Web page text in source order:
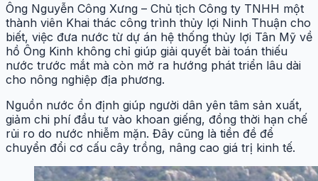
Ông Nguyễn Công Xưng – Chủ tịch Công ty TNHH một
thành viên Khai thác công trình thủy lợi Ninh Thuận cho
biết, việc đưa nước từ dự án hệ thống thủy lợi Tân Mỹ về
hồ Ông Kinh không chỉ giúp giải quyết bài toán thiếu
nước trước mắt mà còn mở ra hướng phát triển lâu dài
cho nông nghiệp địa phương.
Nguồn nước ổn định giúp người dân yên tâm sản xuất,
giảm chi phí đầu tư vào khoan giếng, đồng thời hạn chế
rủi ro do nước nhiễm mặn. Đây cũng là tiền đề để
chuyển đổi cơ cấu cây trồng, nâng cao giá trị kinh tế.